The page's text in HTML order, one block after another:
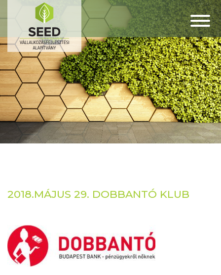
2018.MÁJUS 29. DOBBANTÓ KLUB